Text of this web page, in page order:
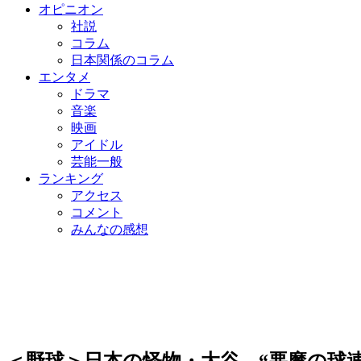
オピニオン
社説
コラム
日本関係のコラム
エンタメ
ドラマ
音楽
映画
アイドル
芸能一般
ランキング
アクセス
コメント
みんなの感想